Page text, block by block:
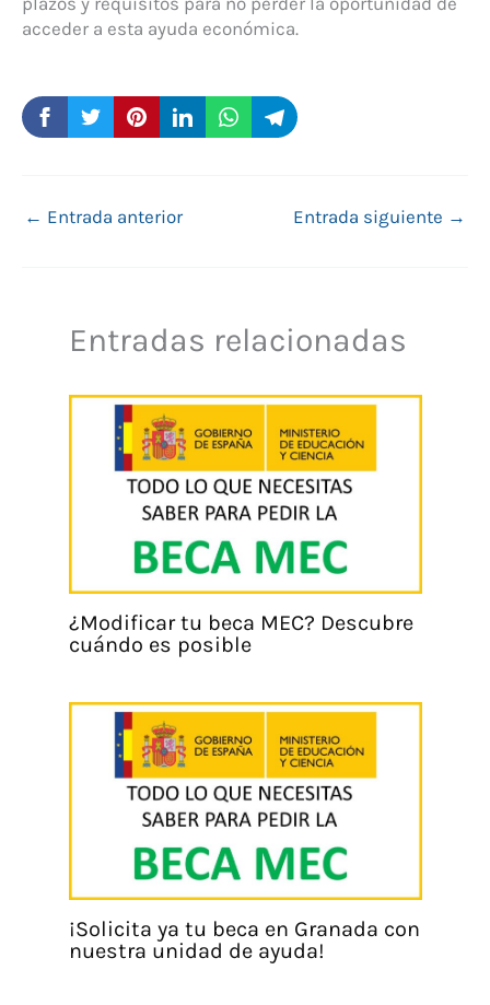
acceder a esta ayuda económica.
← Entrada anterior Entrada siguiente →
Entradas relacionadas
¿Modificar tu beca MEC? Descubre
cuándo es posible
¡Solicita ya tu beca en Granada con
nuestra unidad de ayuda!